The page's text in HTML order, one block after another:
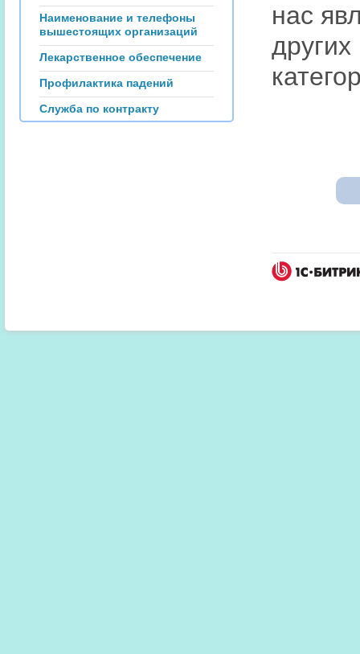
Наименование и телефоны
вышестоящих организаций
Лекарственное обеспечение
Профилактика падений
Служба по контракту
нас